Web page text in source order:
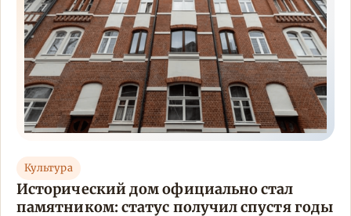
Культура
Исторический дом официально стал
памятником: статус получил спустя годы